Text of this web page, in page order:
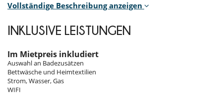
Room, Ground level. This bedroom has 2 twin beds. Bathroom private,
with shower.
Room 3
Room, 1st floor. This bedroom has 1 double bed. Bathroom private,
with bathtub. This bedroom includes also private balcony.
Vollständige Beschreibung anzeigen
INKLUSIVE LEISTUNGEN
Im Mietpreis inkludiert
Auswahl an Badezusätzen
Bettwäsche und Heimtextilien
Strom, Wasser, Gas
WIFI